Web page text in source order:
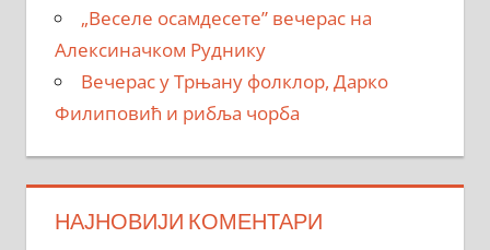
„Веселе осамдесете” вечерас на
Алексиначком Руднику
Вечерас у Трњану фолклор, Дарко
Филиповић и рибља чорба
НАЈНОВИЈИ КОМЕНТАРИ